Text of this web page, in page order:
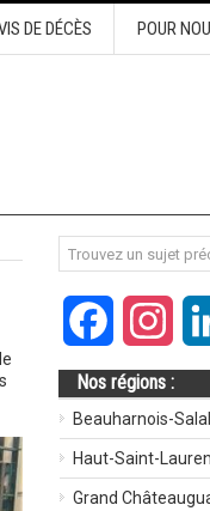
DE DÉCÈS POUR
Facebook
Nos régions :
Beauharnois-
Haut-Saint-
Grand